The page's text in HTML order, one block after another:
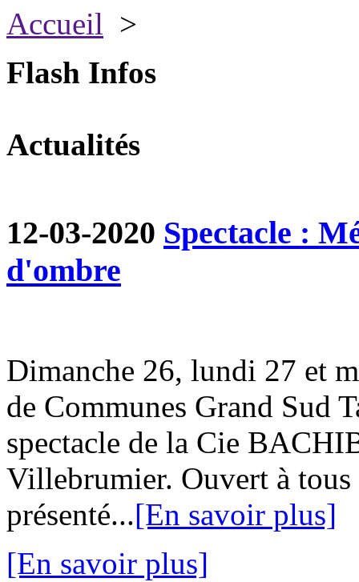
Accueil >
Flash Infos
Actualités
12-03-2020 Spectacle :
d'ombre
Dimanche 26, lundi 27 et
de Communes Grand Sud
spectacle de la Cie
Villebrumier. Ouvert à tous
présenté...[En savoir plus]
[En savoir plus]